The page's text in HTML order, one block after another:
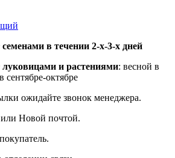
в течении 2-х-3-х дней
луковицами и растениями: весной в
сентябре-октябре
ожидайте звонок менеджера.
Новой почтой.